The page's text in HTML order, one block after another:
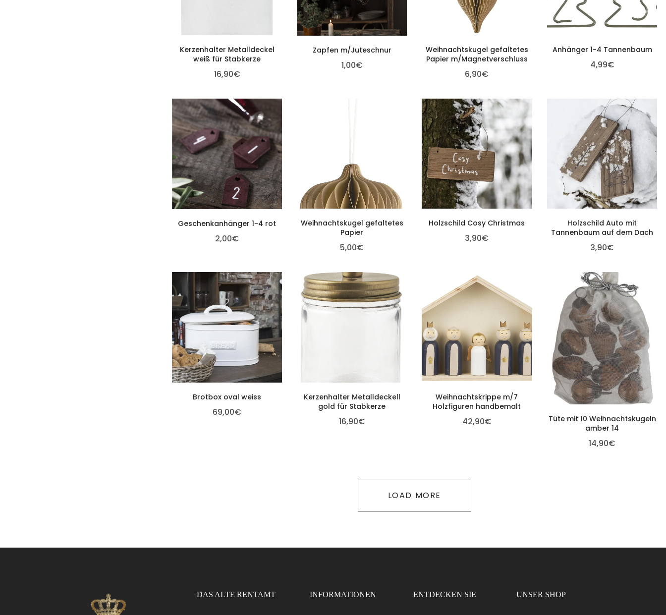
Kerzenhalter Metalldeckel
weiß für Stabkerze
16,90€
Zapfen m/Juteschnur
1,00€
Weihnachtskugel gefaltetes
Papier m/Magnetverschluss
6,90€
Anhänger 1-4 Tannenbaum
4,99€
Geschenkanhänger 1-4 rot
2,00€
Weihnachtskugel gefaltetes
Papier
5,00€
Holzschild Cosy Christmas
3,90€
Holzschild Auto mit
Tannenbaum auf dem Dach
3,90€
Brotbox oval weiss
69,00€
Kerzenhalter Metalldeckell
gold für Stabkerze
16,90€
Weihnachtskrippe m/7
Holzfiguren handbemalt
42,90€
Tüte mit 10 Weihnachtskugeln
amber 14
14,90€
LOAD MORE
DAS ALTE RENTAMT INFORMATIONEN ENTDECKEN SIE UNSER SHOP